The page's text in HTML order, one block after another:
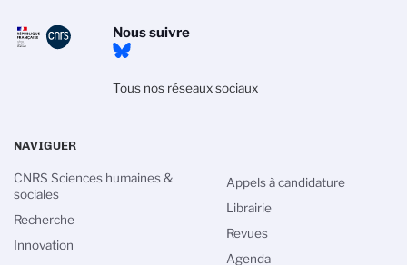
Nous suivre
Tous nos réseaux sociaux
NAVIGUER
CNRS Sciences humaines &
sociales
Recherche
Innovation
Appels à candidature
Librairie
Revues
Agenda